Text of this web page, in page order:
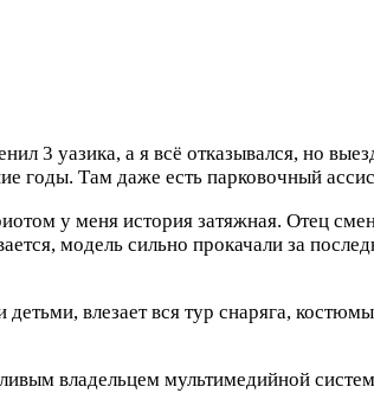
3 уазика, а я всё отказывался, но
годы. Там даже есть парковочный
у меня история затяжная. Отец
модель сильно прокачали за
влезает вся тур снаряга,
владельцем мультимедийной